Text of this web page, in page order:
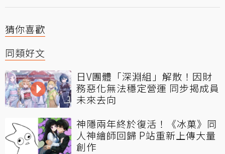
猜你喜歡
同類好文
日V團體「深淵組」解散！因財
務惡化無法穩定營運 同步揭成員
未來去向
神隱兩年終於復活！《冰菓》同
人神繪師回歸 P站重新上傳大量
創作